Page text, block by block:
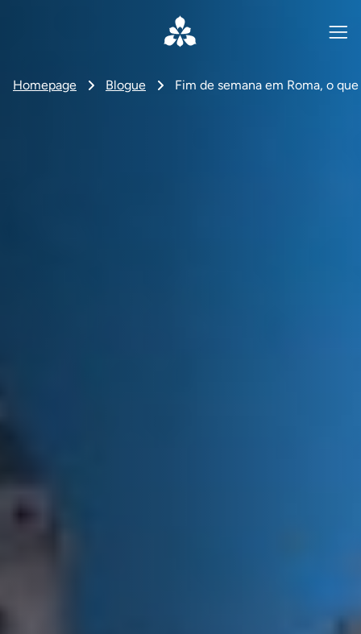
Homepage Blogue Fim de semana em Roma, o